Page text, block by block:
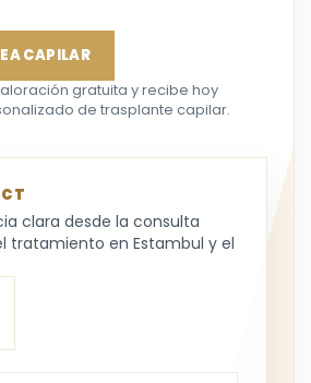
CAPILAR
gratuita y recibe hoy
de trasplante capilar.
clara desde la consulta
tratamiento en Estambul y el